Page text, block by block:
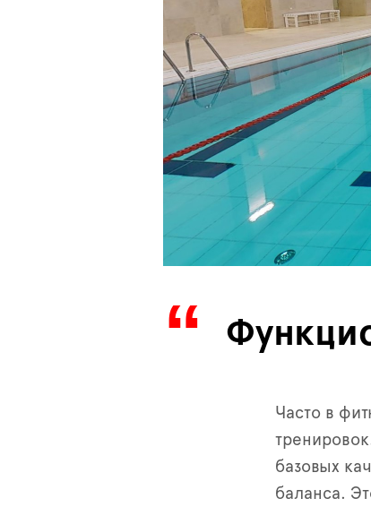
Часто в
базовых
баланса.